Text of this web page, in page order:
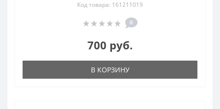
Код товара: 161211019
0
700 руб.
В КОРЗИНУ